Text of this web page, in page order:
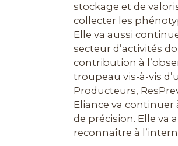
stockage et de
collecter les
Elle va aussi
secteur d’activités
contribution à
troupeau vis-à-vis
Producteurs,
Eliance va
de précision. Elle va
reconnaître à